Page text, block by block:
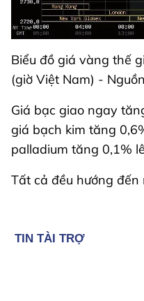
Biểu đồ giá vàng thế
(giờ Việt Nam) -
Giá bạc giao ngay
giá bạch kim tăng
palladium tăng 0,1%
Tất cả đều hướng